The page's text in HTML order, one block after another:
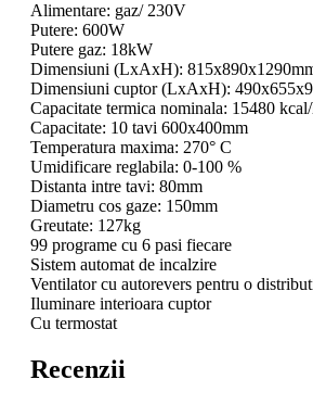
Alimentare: gaz/ 230V
Putere: 600W
Putere gaz: 18kW
Dimensiuni (LxAxH):
Dimensiuni cuptor (LxAxH):
Capacitate termica nominala: 15480
Capacitate: 10 tavi 600x400mm
Temperatura maxima: 270° C
Umidificare reglabila: 0-100 %
Distanta intre tavi: 80mm
Diametru cos gaze: 150mm
Greutate: 127kg
99 programe cu 6 pasi fiecare
Sistem automat de incalzire
Ventilator cu autorevers pentru o
Iluminare interioara cuptor
Cu termostat
Recenzii